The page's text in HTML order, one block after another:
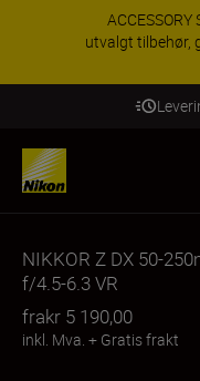
utvalgt tilbehør,
NIKKOR Z DX 50-
f/4.5-6.3 VR
frakr 5 190,00
inkl. Mva. + Gratis frakt